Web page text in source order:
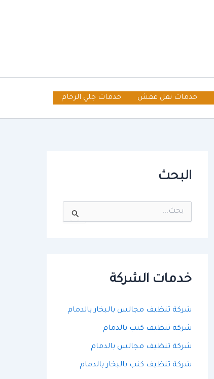
خدمات نقل عفش خدمات جلي الرخام
البحث
:خدمات الشركة
شركة تنظيف مجالس بالبخار بالدمام
شركة تنظيف كنب بالدمام
شركة تنظيف مجالس بالدمام
شركة تنظيف كنب بالبخار بالدمام